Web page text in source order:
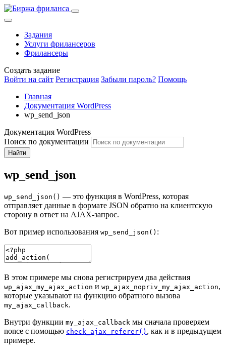
Задания
Услуги фрилансеров
Фрилансеры
Создать задание
Войти на сайт Регистрация Забыли пароль? Помощь
Главная
Документация WordPress
wp_send_json
Документация WordPress
Поиск по документации
Найти
wp_send_json
wp_send_json() — это функция в WordPress, которая
отправляет данные в формате JSON обратно на клиентскую
сторону в ответ на AJAX-запрос.
Вот пример использования wp_send_json() :
В этом примере мы снова регистрируем два действия
wp_ajax_my_ajax_action и wp_ajax_nopriv_my_ajax_action,
которые указывают на функцию обратного вызова
my_ajax_callback.
Внутри функции my_ajax_callback мы сначала проверяем
nonce с помощью check_ajax_referer() , как и в предыдущем
примере.